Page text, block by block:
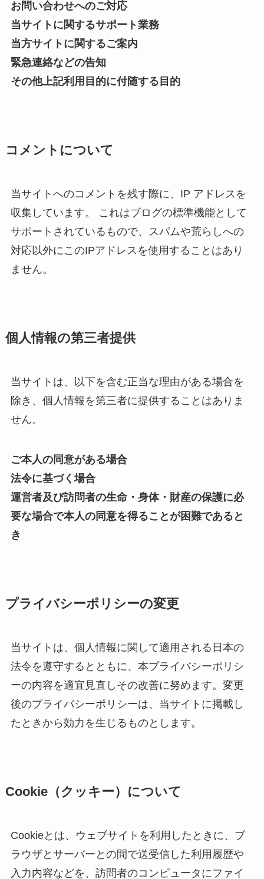
お問い合わせへのご対応
当サイトに関するサポート業務
当方サイトに関するご案内
緊急連絡などの告知
その他上記利用目的に付随する目的
コメントについて
当サイトへのコメントを残す際に、IP アドレスを
収集しています。 これはブログの標準機能として
サポートされているもので、スパムや荒らしへの
対応以外にこのIPアドレスを使用することはあり
ません。
個人情報の第三者提供
当サイトは、以下を含む正当な理由がある場合を
除き、個人情報を第三者に提供することはありま
せん。
ご本人の同意がある場合
法令に基づく場合
運営者及び訪問者の生命・身体・財産の保護に必
要な場合で本人の同意を得ることが困難であると
き
プライバシーポリシーの変更
当サイトは、個人情報に関して適用される日本の
法令を遵守するとともに、本プライバシーポリシ
ーの内容を適宜見直しその改善に努めます。変更
後のプライバシーポリシーは、当サイトに掲載し
たときから効力を生じるものとします。
Cookie（クッキー）について
Cookieとは、ウェブサイトを利用したときに、ブ
ラウザとサーバーとの間で送受信した利用履歴や
入力内容などを、訪問者のコンピュータにファイ